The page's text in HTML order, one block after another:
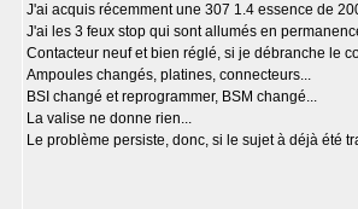
J'ai acquis récemment une 307 1.4 essence de
J'ai les 3 feux stop qui sont allumés en
Contacteur neuf et bien réglé, si je débranche le
Ampoules changés, platines, connecteurs...
BSI changé et reprogrammer, BSM changé...
La valise ne donne rien...
Le problème persiste, donc, si le sujet à déjà été